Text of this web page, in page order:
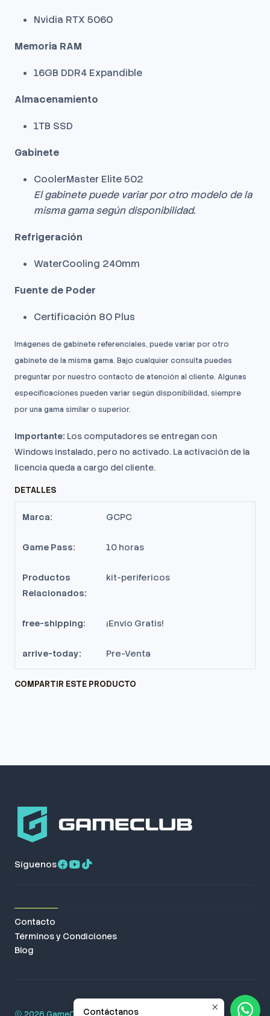
Nvidia RTX 5060
Memoria RAM
16GB DDR4 Expandible
Almacenamiento
1TB SSD
Gabinete
CoolerMaster Elite 502
El gabinete puede variar por otro modelo de la
misma gama según disponibilidad.
Refrigeración
WaterCooling 240mm
Fuente de Poder
Certificación 80 Plus
Imágenes de gabinete referenciales, puede variar por otro
gabinete de la misma gama. Bajo cualquier consulta puedes
preguntar por nuestro contacto de atención al cliente. Algunas
especificaciones pueden variar según disponibilidad, siempre
por una gama similar o superior.
Importante: Los computadores se entregan con
Windows instalado, pero no activado. La activación de la
licencia queda a cargo del cliente.
DETALLES
Marca: GCPC
Game Pass: 10 horas
Productos
Relacionados:
kit-perifericos
free-shipping: ¡Envío Gratis!
arrive-today: Pre-Venta
COMPARTIR ESTE PRODUCTO
Síguenos
Contacto
Términos y Condiciones
Blog
Contáctanos